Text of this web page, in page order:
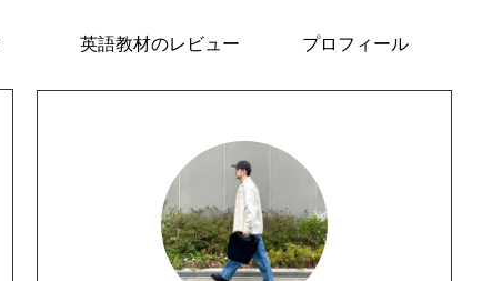
英語教材のレビュー プロフィール